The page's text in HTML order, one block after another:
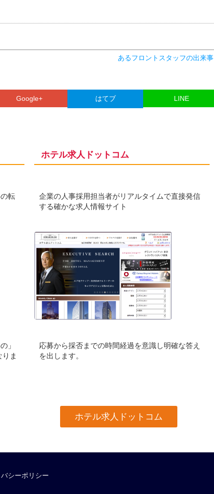
あるフロントスタッフの出来事
Google+ はてブ LINE
転
」
ま
ホテル求人ドットコム
企業の人事採用担当者がリアルタイムで直接発信
する確かな求人情報サイト
応募から採否までの時間経過を意識し明確な答え
を出します。
ホテル求人ドットコム
シーポリシー